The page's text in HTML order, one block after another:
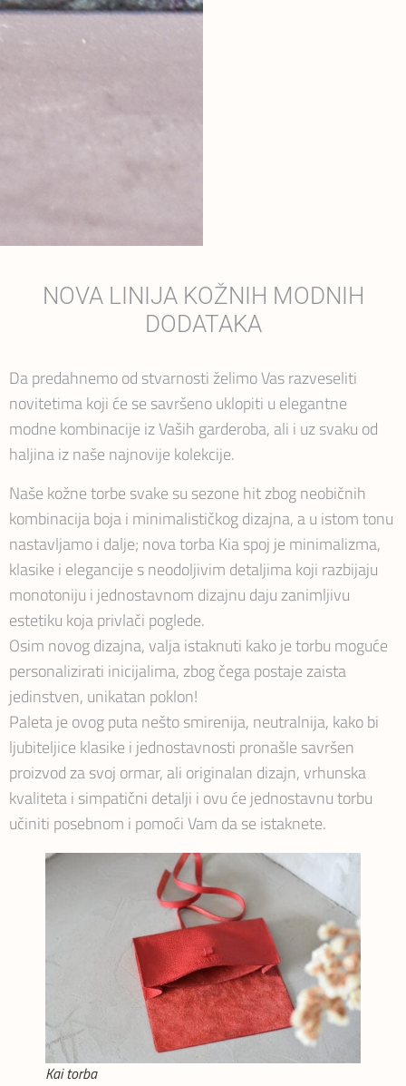
NOVA LINIJA KOŽNIH MODNIH
DODATAKA
Da predahnemo od stvarnosti želimo Vas razveseliti
novitetima koji će se savršeno uklopiti u elegantne
modne kombinacije iz Vaših garderoba, ali i uz svaku od
haljina iz naše najnovije kolekcije.
Naše kožne torbe svake su sezone hit zbog neobičnih
kombinacija boja i minimalističkog dizajna, a u istom tonu
nastavljamo i dalje; nova torba Kia spoj je minimalizma,
klasike i elegancije s neodoljivim detaljima koji razbijaju
monotoniju i jednostavnom dizajnu daju zanimljivu
estetiku koja privlači poglede.
Osim novog dizajna, valja istaknuti kako je torbu moguće
personalizirati inicijalima, zbog čega postaje zaista
jedinstven, unikatan poklon!
Paleta je ovog puta nešto smirenija, neutralnija, kako bi
ljubiteljice klasike i jednostavnosti pronašle savršen
proizvod za svoj ormar, ali originalan dizajn, vrhunska
kvaliteta i simpatični detalji i ovu će jednostavnu torbu
učiniti posebnom i pomoći Vam da se istaknete.
Kai torba